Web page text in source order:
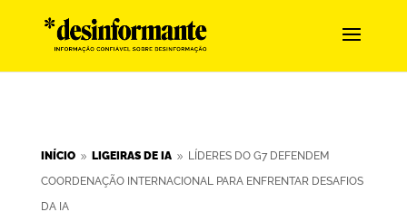
INÍCIO 9 LIGEIRAS DE IA 9
LÍDERES DO G7 DEFENDEM
COORDENAÇÃO INTERNACIONAL PARA ENFRENTAR DESAFIOS
DA IA